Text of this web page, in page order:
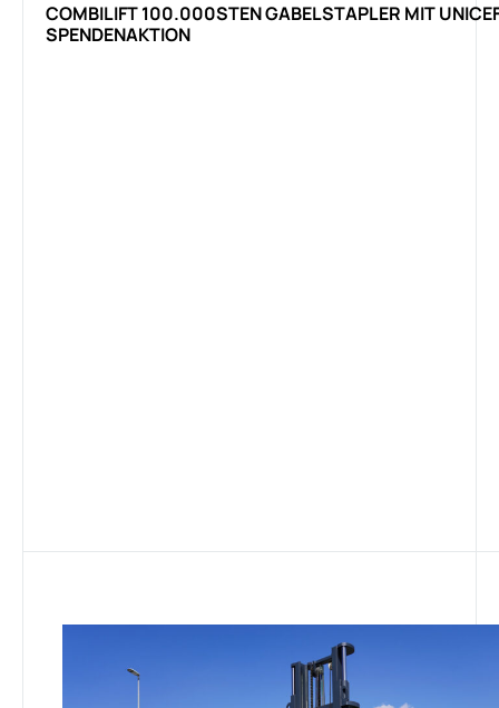
COMBILIFT 100.000STEN GABELSTAPLER MIT
SPENDENAKTION